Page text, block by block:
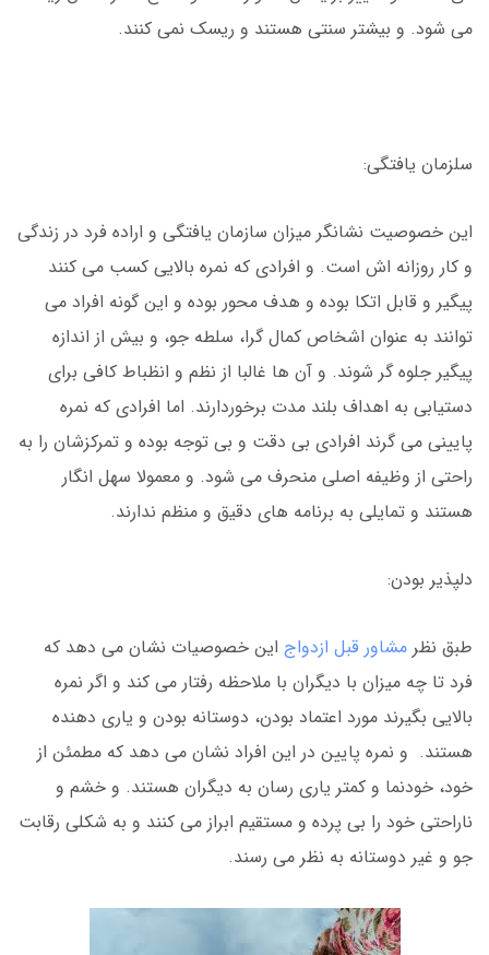
می شود. و بیشتر سنتی هستند و ریسک نمی کنند.
سلزمان یافتگی:
این خصوصیت نشانگر میزان سازمان یافتگی و اراده فرد در زندگی
و کار روزانه اش است. و افرادی که نمره بالایی کسب می کنند
پیگیر و قابل اتکا بوده و هدف محور بوده و این گونه افراد می
توانند به عنوان اشخاص کمال گرا، سلطه جو، و بیش از اندازه
پیگیر جلوه گر شوند. و آن ها غالبا از نظم و انظباط کافی برای
دستیابی به اهداف بلند مدت برخوردارند. اما افرادی که نمره
پایینی می گرند افرادی بی دقت و بی توجه بوده و تمرکزشان را به
راحتی از وظیفه اصلی منحرف می شود. و معمولا سهل انگار
هستند و تمایلی به برنامه های دقیق و منظم ندارند.
دلپذیر بودن:
طبق نظر مشاور قبل ازدواج این خصوصیات نشان می دهد که
فرد تا چه میزان با دیگران با ملاحظه رفتار می کند و اگر نمره
بالایی بگیرند مورد اعتماد بودن، دوستانه بودن و یاری دهنده
هستند. و نمره پایین در این افراد نشان می دهد که مطمئن از
خود، خودنما و کمتر یاری رسان به دیگران هستند. و خشم و
ناراحتی خود را بی پرده و مستقیم ابراز می کنند و به شکلی رقابت
جو و غیر دوستانه به نظر می رسند.